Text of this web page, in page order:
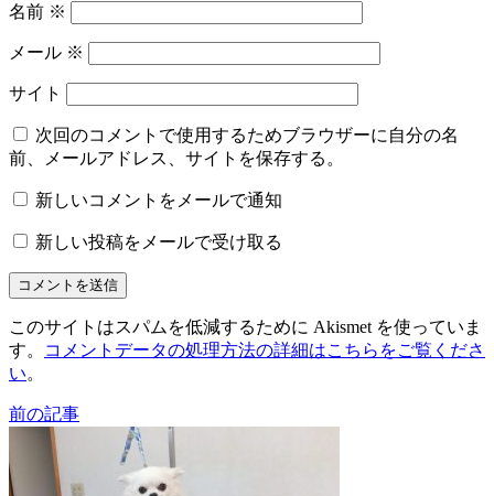
名前 ※
メール ※
サイト
次回のコメントで使用するためブラウザーに自分の名
前、メールアドレス、サイトを保存する。
新しいコメントをメールで通知
新しい投稿をメールで受け取る
このサイトはスパムを低減するために Akismet を使っていま
す。
コメントデータの処理方法の詳細はこちらをご覧くださ
い。
前の記事